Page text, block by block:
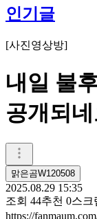
인기글
[사진영상방]
내일 불
공개되
맑은곰W120508
2025.08.29 15:35
조회 44추천 0스크
https://